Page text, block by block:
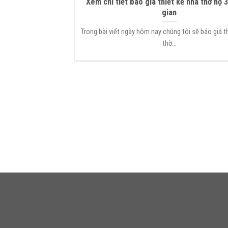
gian
Trong bài viết ngày hôm nay chúng tôi sẽ báo giá
thờ...